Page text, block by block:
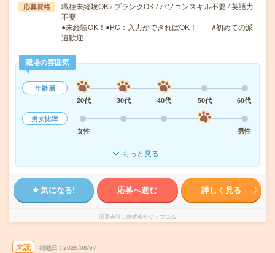
応募資格
職種未経験OK / ブランクOK / パソコンスキル不要 / 英語力
不要
●未経験OK！●PC：入力ができればOK！ #初めての派
遣歓迎
職場の雰囲気
年齢層
20代
30代 40代 50代
60代
男女比率
女性
男性
もっと見る
気になる! 応募へ進む 詳しく見る
派遣会社 株式会社ジョブコム
未読 掲載日 2026/08/07